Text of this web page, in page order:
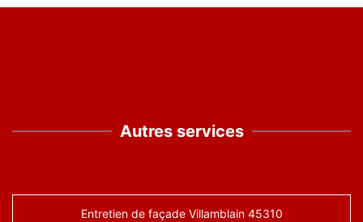
Autres services
Entretien de façade Villamblain 45310